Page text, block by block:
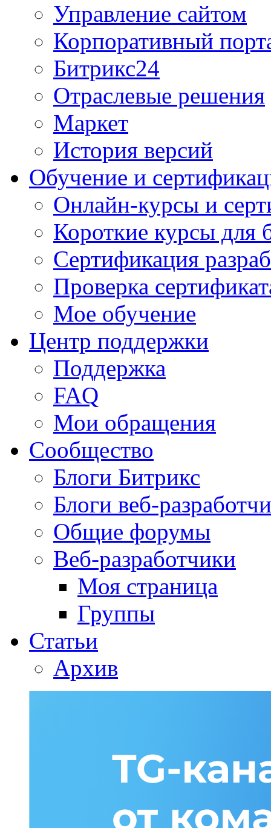
Управление сайтом
Корпоративный
Битрикс24
Отраслевые решения
Маркет
История версий
Обучение и
Онлайн-курсы и
Короткие курсы для
Сертификация
Проверка
Мое обучение
Центр поддержки
Поддержка
FAQ
Мои обращения
Сообщество
Блоги Битрикс
Блоги веб-
Общие форумы
Веб-разработчики
Моя страница
Группы
Статьи
Архив